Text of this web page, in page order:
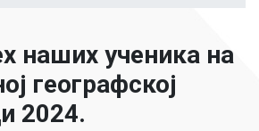
наших ученика на
географској
2024.